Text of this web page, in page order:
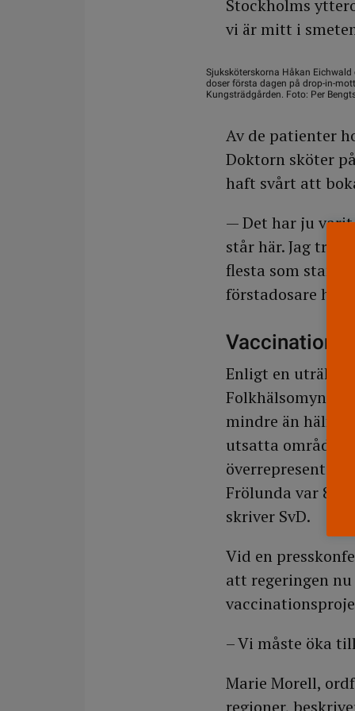
Stockholms
vi är mitt i
Sjuksköterskorna Håkan
doser första dagen på drop-in-
Kungsträdgården. Foto: Per
Av de patienter
Doktorn sköter
haft svårt att
— Det har ju
står här. Jag tror
flesta som
förstadosare
Enligt en
mindre än
utsatta områden,
Frölunda var 80
skriver SvD.
Vid en
att regeringen
– Vi måste öka
Marie Morell,
regioner,